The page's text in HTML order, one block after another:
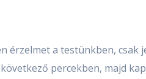
a testünkben, csak
percekben, majd